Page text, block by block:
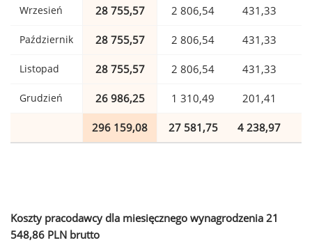
Wrzesień 28 755,57 2 806,54 431,33
Październik 28 755,57 2 806,54 431,33
Listopad 28 755,57 2 806,54 431,33
Grudzień 26 986,25 1 310,49 201,41
296 159,08 27 581,75 4 238,97
Koszty pracodawcy dla miesięcznego wynagrodzenia 21
548,86 PLN brutto